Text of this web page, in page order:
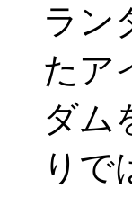
ラン
たア
ダム
りで